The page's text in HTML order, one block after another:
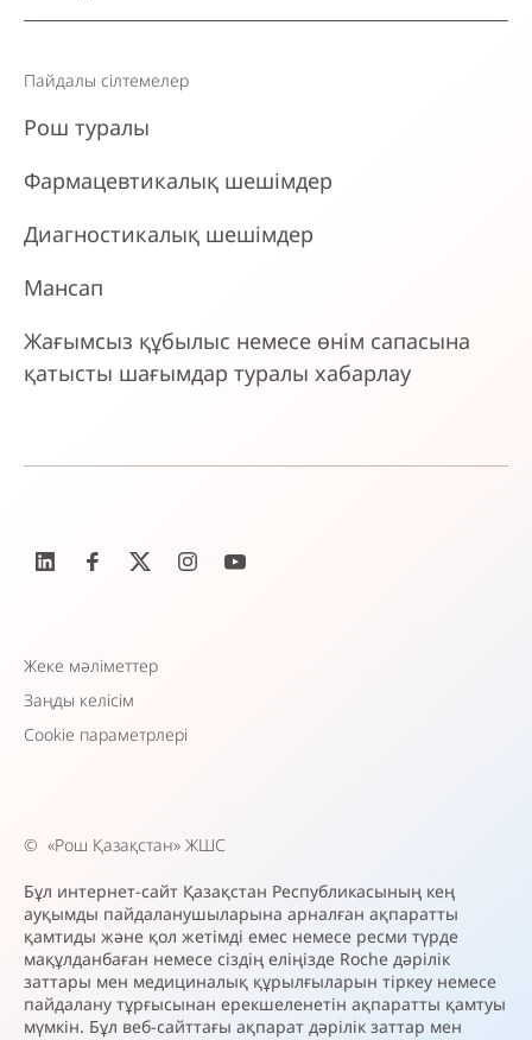
Пайдалы сілтемелер
Рош туралы
Фармацевтикалық шешімдер
Диагностикалық шешімдер
Мансап
Жағымсыз құбылыс немесе өнім сапасына
қатысты шағымдар туралы хабарлау
Жеке мәліметтер
Заңды келісім
Cookie параметрлері
© «Рош Қазақстан» ЖШС
Бұл интернет-сайт Қазақстан Республикасының кең
ауқымды пайдаланушыларына арналған ақпаратты
қамтиды және қол жетімді емес немесе ресми түрде
мақұлданбаған немесе сіздің еліңізде Roche дәрілік
заттары мен медициналық құрылғыларын тіркеу немесе
пайдалану тұрғысынан ерекшеленетін ақпаратты қамтуы
мүмкін. Бұл веб-сайттағы ақпарат дәрілік заттар мен